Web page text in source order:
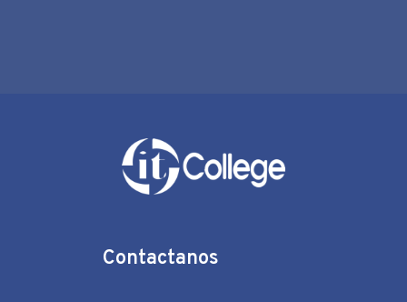
Contactanos